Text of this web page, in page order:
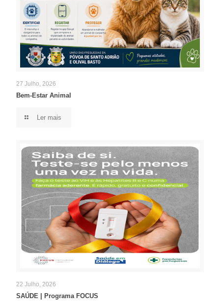
27 Julho, 2026
Bem-Estar Animal
Ler mais
22 Julho, 2026
SAÚDE | Programa FOCUS